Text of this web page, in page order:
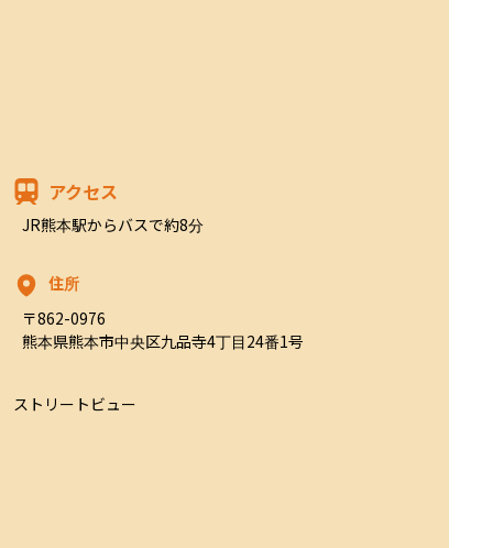
アクセス
JR熊本駅からバスで約8分
住所
〒862-0976
熊本県熊本市中央区九品寺4丁目24番1号
ストリートビュー